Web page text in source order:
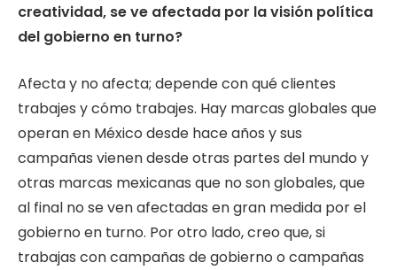
creatividad, se ve afectada por la visión política
del gobierno en turno?
Afecta y no afecta; depende con qué clientes
trabajes y cómo trabajes. Hay marcas globales que
operan en México desde hace años y sus
campañas vienen desde otras partes del mundo y
otras marcas mexicanas que no son globales, que
al final no se ven afectadas en gran medida por el
gobierno en turno. Por otro lado, creo que, si
trabajas con campañas de gobierno o campañas